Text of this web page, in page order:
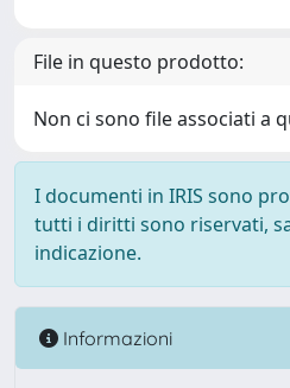
File in questo prodotto:
Non ci sono file associati a
I documenti in IRIS sono
tutti i diritti sono riservati,
indicazione.
Informazioni